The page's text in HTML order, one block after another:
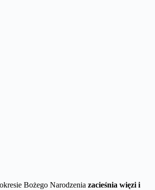
Bożego Narodzenia zacieśnia więzi i